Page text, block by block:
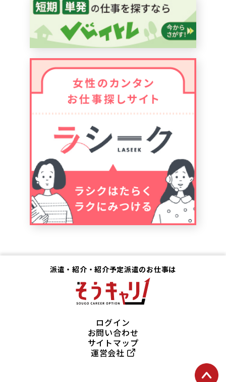
派遣・紹介・紹介予定派遣のお仕事は
ログイン
お問い合わせ
サイトマップ
運営会社